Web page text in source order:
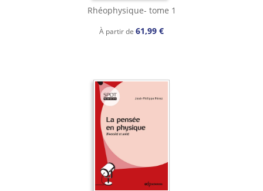
Rhéophysique- tome 1
À partir de 61,99 €